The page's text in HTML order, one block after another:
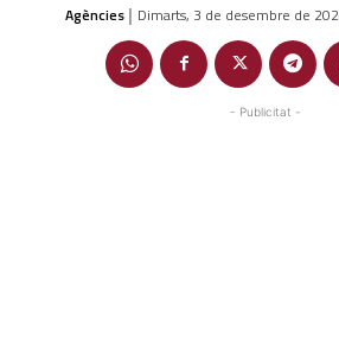
Agències | Dimarts, 3 de desembre de
- Publicitat -